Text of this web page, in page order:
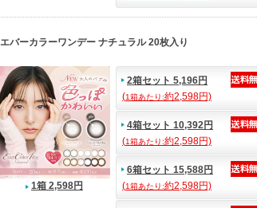
エバーカラーワンデー ナチュラル 20枚入り
1箱 2,598円
2箱セット 5,196円
(1箱あたり:約2,598円)
4箱セット 10,392円
(1箱あたり:約2,598円)
6箱セット 15,588円
(1箱あたり:約2,598円)